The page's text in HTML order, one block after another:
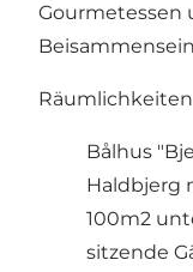
Gourmetessen
Räumlichkeiten
Bålhus
Haldbjerg
100m2
sitzende